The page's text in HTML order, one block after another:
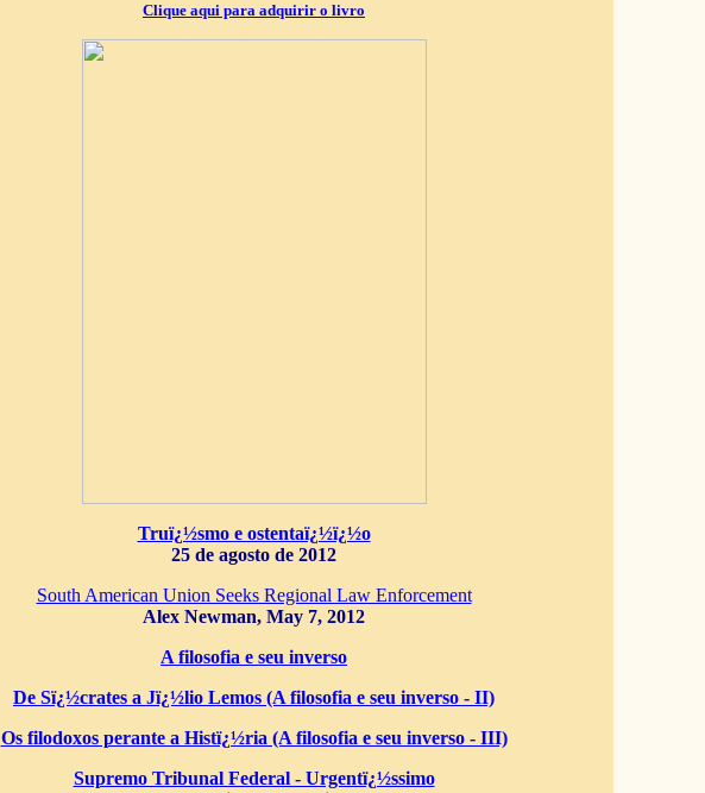
Clique aqui para adquirir o livro
Truï¿½smo e ostentaï¿½ï¿½o
25 de agosto de 2012
South American Union Seeks Regional Law Enforcement
Alex Newman, May 7, 2012
A filosofia e seu inverso
De Sï¿½crates a Jï¿½lio Lemos (A filosofia e seu inverso - II)
Os filodoxos perante a Histï¿½ria (A filosofia e seu inverso - III)
Supremo Tribunal Federal - Urgentï¿½ssimo